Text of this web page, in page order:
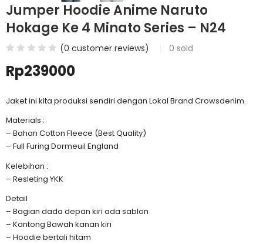
Jumper Hoodie Anime Naruto
Hokage Ke 4 Minato Series – N24
(0 customer reviews) 0 sold
Rp239000
Jaket ini kita produksi sendiri dengan Lokal Brand Crowsdenim.
Materials :
– Bahan Cotton Fleece (Best Quality)
– Full Furing Dormeuil England
Kelebihan :
– Resleting YKK
Detail
– Bagian dada depan kiri ada sablon
– Kantong Bawah kanan kiri
– Hoodie bertali hitam